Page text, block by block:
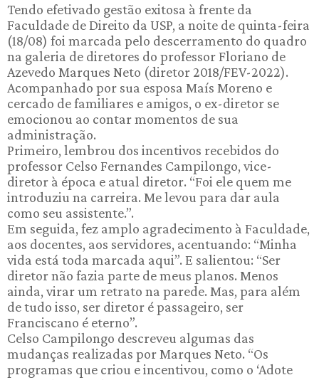
Tendo efetivado gestão exitosa à frente da
Faculdade de Direito da USP, a noite de quinta-feira
(18/08) foi marcada pelo descerramento do quadro
na galeria de diretores do professor Floriano de
Azevedo Marques Neto (diretor 2018/FEV-2022).
Acompanhado por sua esposa Maís Moreno e
cercado de familiares e amigos, o ex-diretor se
emocionou ao contar momentos de sua
administração.
Primeiro, lembrou dos incentivos recebidos do
professor Celso Fernandes Campilongo, vice-
diretor à época e atual diretor. “Foi ele quem me
introduziu na carreira. Me levou para dar aula
como seu assistente.”.
Em seguida, fez amplo agradecimento à Faculdade,
aos docentes, aos servidores, acentuando: “Minha
vida está toda marcada aqui”. E salientou: “Ser
diretor não fazia parte de meus planos. Menos
ainda, virar um retrato na parede. Mas, para além
de tudo isso, ser diretor é passageiro, ser
Franciscano é eterno”.
Celso Campilongo descreveu algumas das
mudanças realizadas por Marques Neto. “Os
programas que criou e incentivou, como o ‘Adote